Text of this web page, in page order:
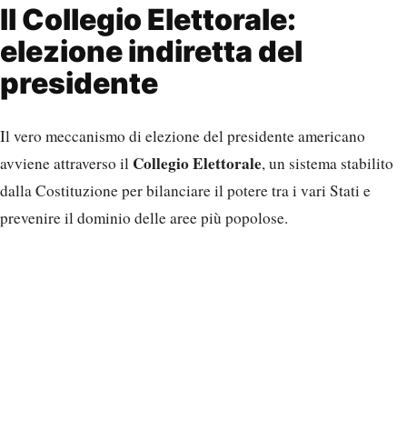
Il Collegio Elettorale:
elezione indiretta del
presidente
Il vero meccanismo di elezione del presidente americano
avviene attraverso il Collegio Elettorale, un sistema stabilito
dalla Costituzione per bilanciare il potere tra i vari Stati e
prevenire il dominio delle aree più popolose.